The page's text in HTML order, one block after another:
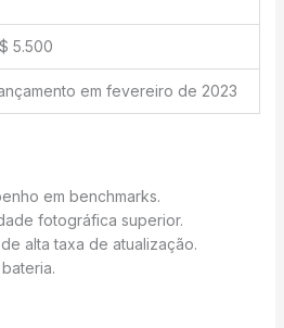
5.500
em fevereiro de 2023
em benchmarks.
fotográfica superior.
alta taxa de atualização.